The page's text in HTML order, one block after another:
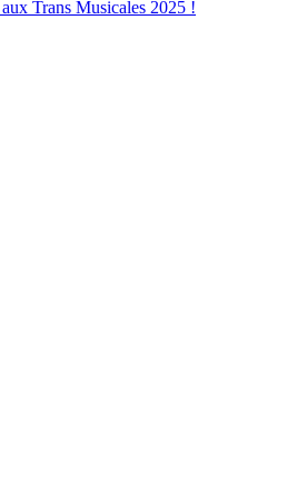
Trans Musicales 2025 !